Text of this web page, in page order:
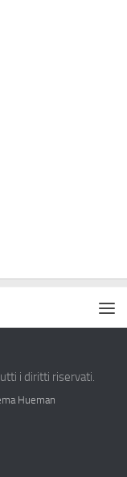
i diritti riservati.
Hueman